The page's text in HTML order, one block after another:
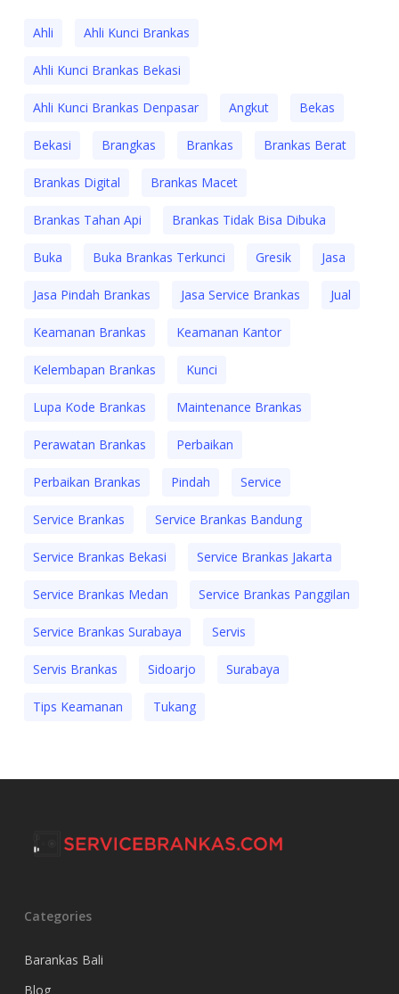
Ahli Ahli Kunci Brankas
Ahli Kunci Brankas Bekasi
Ahli Kunci Brankas Denpasar Angkut Bekas
Bekasi Brangkas Brankas Brankas Berat
Brankas Digital Brankas Macet
Brankas Tahan Api Brankas Tidak Bisa Dibuka
Buka Buka Brankas Terkunci Gresik Jasa
Jasa Pindah Brankas Jasa Service Brankas Jual
Keamanan Brankas Keamanan Kantor
Kelembapan Brankas Kunci
Lupa Kode Brankas Maintenance Brankas
Perawatan Brankas Perbaikan
Perbaikan Brankas Pindah Service
Service Brankas Service Brankas Bandung
Service Brankas Bekasi Service Brankas Jakarta
Service Brankas Medan Service Brankas Panggilan
Service Brankas Surabaya Servis
Servis Brankas Sidoarjo Surabaya
Tips Keamanan Tukang
Categories
Barankas Bali
Blog